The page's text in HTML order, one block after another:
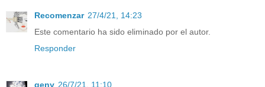
Recomenzar 27/4/21, 14:23
Este comentario ha sido eliminado por el autor.
Responder
geny 26/7/21, 11:10